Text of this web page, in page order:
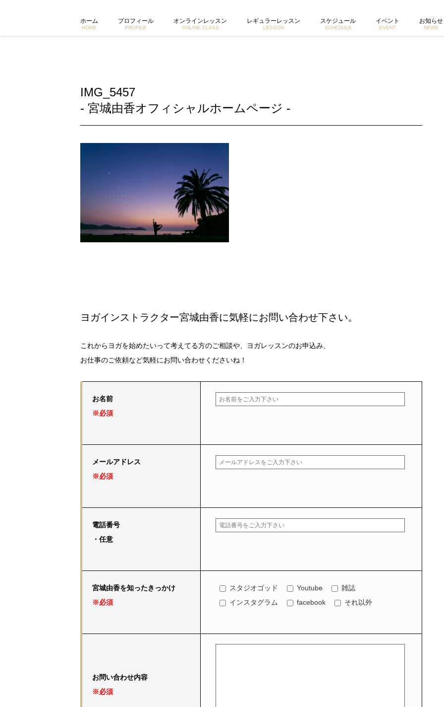
ホーム
HOME
プロフィール
PROFILE
オンラインレッスン
ONLINE CLASS
レギュラーレッスン
LESSON
スケジュール
SCHEDULE
イベント
EVENT
お知らせ
NEWS
IMG_5457
- 宮城由香オフィシャルホームページ -
ヨガインストラクター宮城由香に気軽にお問い合わせ下さい。
これからヨガを始めたいって考えてる方のご相談や、ヨガレッスンのお申込み、
お仕事のご依頼など気軽にお問い合わせくださいね！
お名前
※必須
メールアドレス
※必須
電話番号
・任意
宮城由香を知ったきっかけ
※必須
スタジオゴッド Youtube
雑誌
インスタグラム
facebook それ以外
お問い合わせ内容
※必須